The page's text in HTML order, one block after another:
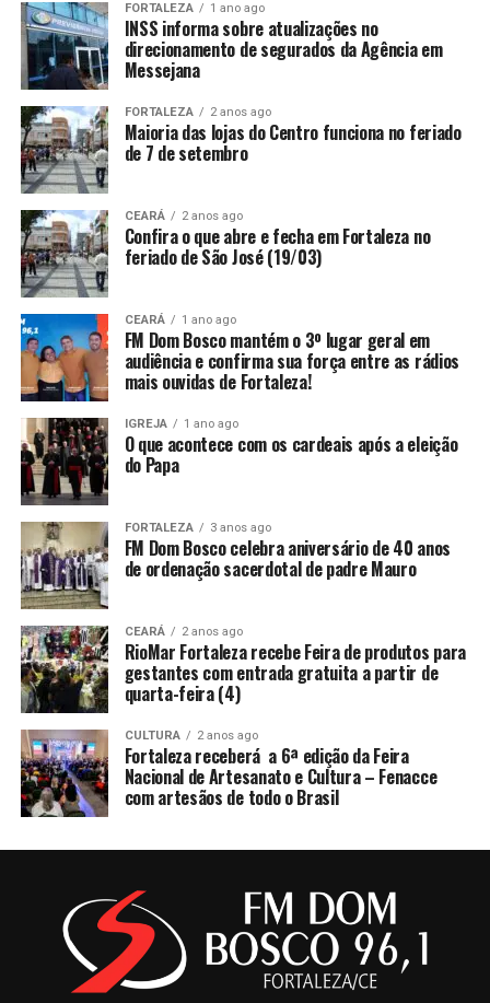
FORTALEZA 1 ano ago
INSS informa sobre atualizações no
direcionamento de segurados da Agência em
Messejana
FORTALEZA 2 anos ago
Maioria das lojas do Centro funciona no feriado
de 7 de setembro
CEARÁ 2 anos ago
Confira o que abre e fecha em Fortaleza no
feriado de São José (19/03)
CEARÁ 1 ano ago
FM Dom Bosco mantém o 3º lugar geral em
audiência e confirma sua força entre as rádios
mais ouvidas de Fortaleza!
IGREJA 1 ano ago
O que acontece com os cardeais após a eleição
do Papa
FORTALEZA 3 anos ago
FM Dom Bosco celebra aniversário de 40 anos
de ordenação sacerdotal de padre Mauro
CEARÁ 2 anos ago
RioMar Fortaleza recebe Feira de produtos para
gestantes com entrada gratuita a partir de
quarta-feira (4)
CULTURA 2 anos ago
Fortaleza receberá a 6ª edição da Feira
Nacional de Artesanato e Cultura – Fenacce
com artesãos de todo o Brasil